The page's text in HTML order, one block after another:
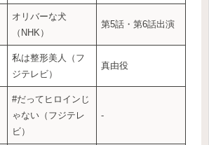
オリバーな犬
（NHK）
第5話・第6話出演
私は整形美人（フ
ジテレビ）
真由役
#だってヒロインじ
ゃない（フジテレ
ビ）
‐